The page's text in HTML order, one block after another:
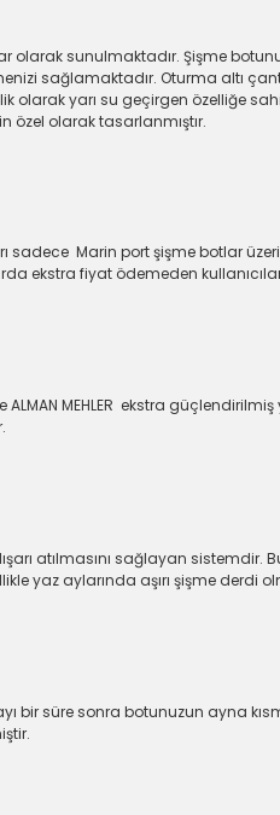
sunulmaktadır. Şişme
sağlamaktadır. Oturma altı
olarak yarı su geçirgen özelliğe
özel olarak tasarlanmıştır.
Marin port şişme botlar
fiyat ödemeden kullanıcılar
MEHLER ekstra
atılmasını sağlayan sistemdir.
yaz aylarında aşırı şişme derdi
süre sonra botunuzun ayna